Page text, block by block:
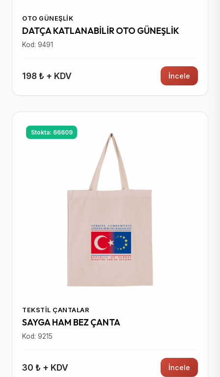
OTO GÜNEŞLIK
DATÇA KATLANABİLİR OTO GÜNEŞLİK
Kod: 9491
198 ₺ + KDV İncele
Stokta: 66609
TEKSTIL ÇANTALAR
SAYGA HAM BEZ ÇANTA
Kod: 9215
30 ₺ + KDV İncele